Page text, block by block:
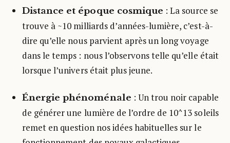
Distance et époque cosmique : La source se
trouve à ~10 milliards d’années-lumière, c’est-à-
dire qu’elle nous parvient après un long voyage
dans le temps : nous l’observons telle qu’elle était
lorsque l’univers était plus jeune.
Énergie phénoménale : Un trou noir capable
de générer une lumière de l’ordre de 10^13 soleils
remet en question nos idées habituelles sur le